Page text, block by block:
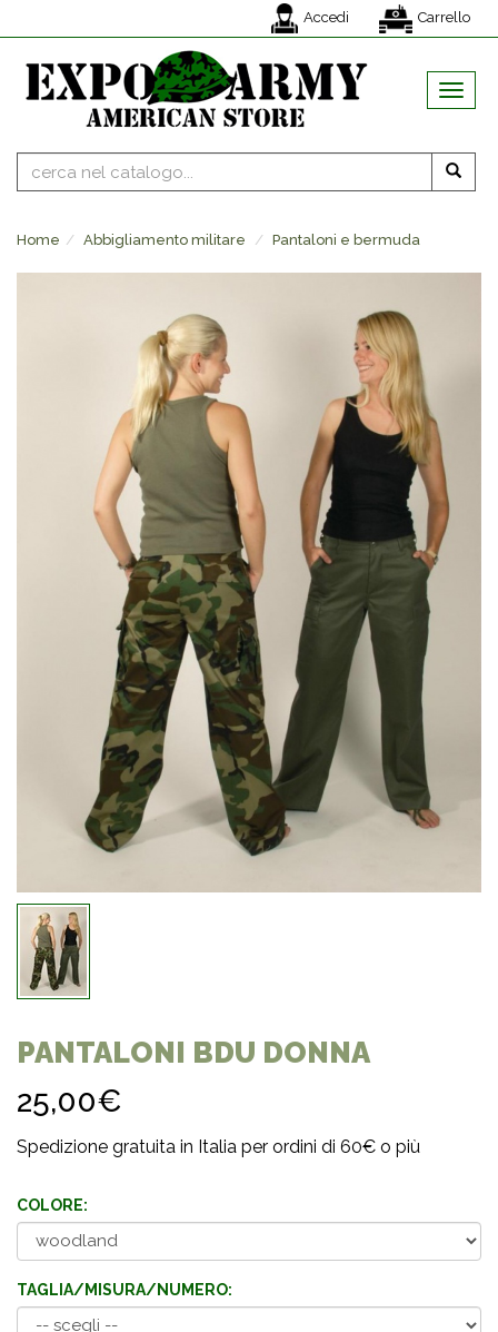
Accedi Carrello
MENU
Home Abbigliamento militare Pantaloni e bermuda
PANTALONI BDU DONNA
25,00€
Spedizione gratuita in Italia per ordini di 60€ o più
COLORE:
TAGLIA/MISURA/NUMERO: